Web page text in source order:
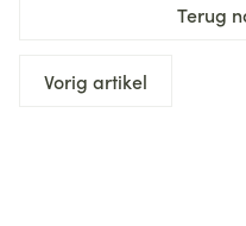
Terug
Vorig artikel